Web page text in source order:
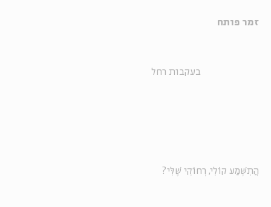
זמר פותח
בעקבות רחל
הֲתִשְׁמַע קוֹלִי, רְחוֹקִי שֶׁלִּי?